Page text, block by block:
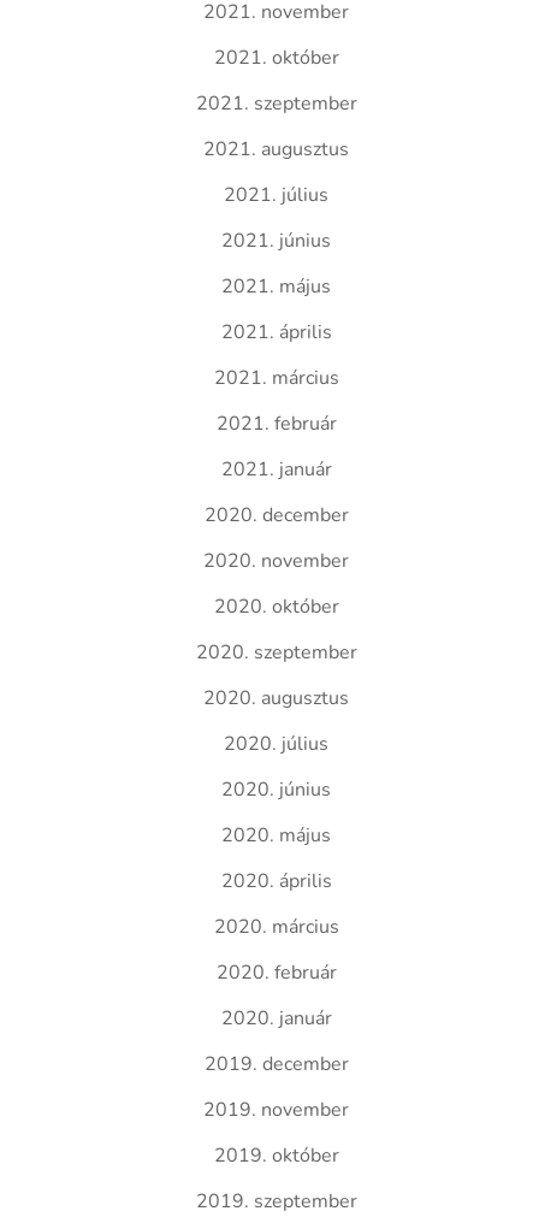
2021. november
2021. október
2021. szeptember
2021. augusztus
2021. július
2021. június
2021. május
2021. április
2021. március
2021. február
2021. január
2020. december
2020. november
2020. október
2020. szeptember
2020. augusztus
2020. július
2020. június
2020. május
2020. április
2020. március
2020. február
2020. január
2019. december
2019. november
2019. október
2019. szeptember